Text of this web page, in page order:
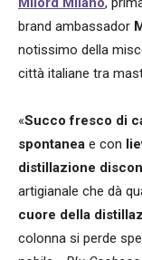
brand ambassador
notissimo della
città italiane tra
«Succo fresco di
spontanea e con
distillazione
artigianale che dà
cuore della
colonna si perde